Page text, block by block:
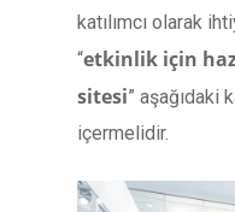
katılımcı olarak
“etkinlik için
sitesi” aşağıdaki
içermelidir.